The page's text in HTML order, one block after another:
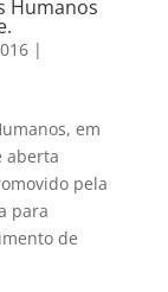
Humanos
|
em
aberta
pela
para
de